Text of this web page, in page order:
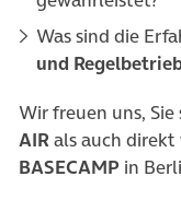
Was sind die
und
Wir freuen uns,
AIR als auch
BASECAMP in